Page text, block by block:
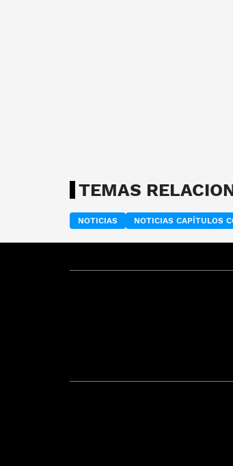
TEMAS
NOTICIAS NOTICIAS CAPÍTULOS